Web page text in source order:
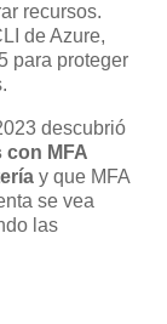
recursos.
de Azure,
para proteger
descubrió
con MFA
y que MFA
se vea
las